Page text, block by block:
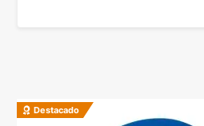
Destacado